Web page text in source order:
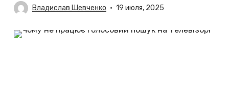
Владислав Шевченко 19 июля, 2025